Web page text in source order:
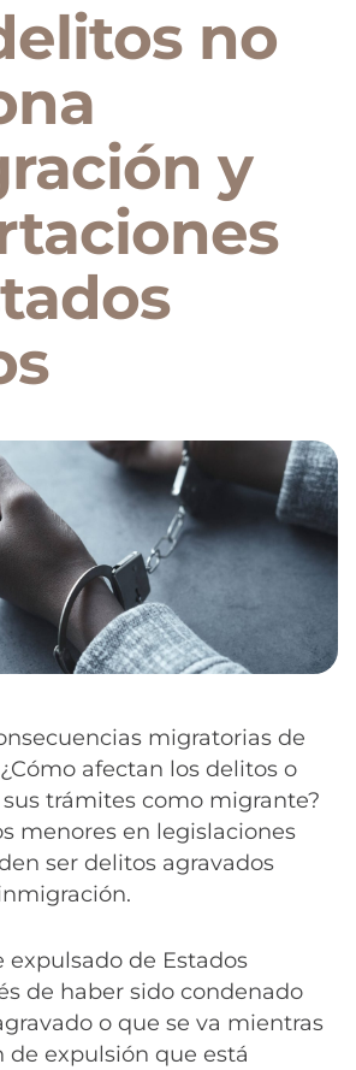
no
y
migratorias de
afectan los delitos o
trámites como migrante?
menores en legislaciones
ser delitos agravados
expulsado de Estados
de haber sido condenado
o que se va mientras
de expulsión que está